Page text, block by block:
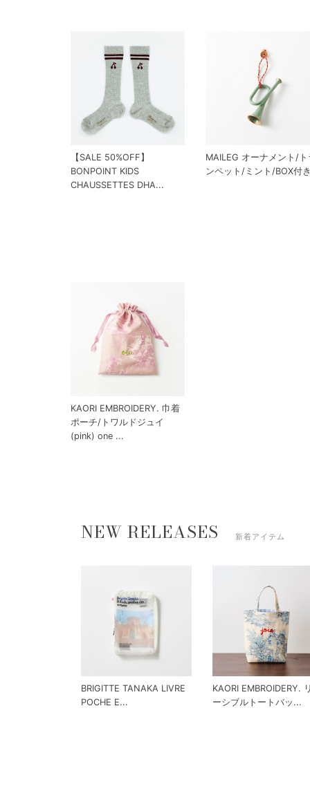
【SALE 50%OFF】
BONPOINT KIDS
CHAUSSETTES DHA...
MAILEG オーナメント/ト
ンペット/ミント/BOX付
KAORI EMBROIDERY. 巾着
ポーチ/トワルドジュイ
(pink) one ...
NEW RELEASES 新着アイテム
BRIGITTE TANAKA LIVRE
POCHE E...
KAORI EMBROIDERY.
ーシブルトートバッ...